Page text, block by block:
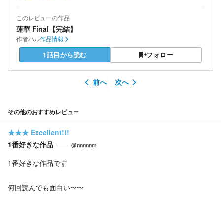
このレビューの作品
蓮華 Final【完結】
作者ハル作品情報
1話目から読む フォロー
前へ 次へ
その他のおすすめレビュー
★★★ Excellent!!!
1番好きな作品
@nnnnnm
1番好きな作品です
何回読んでも面白い〜〜